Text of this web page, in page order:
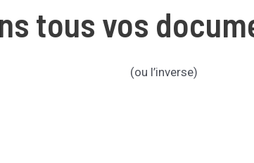
tous vos
(ou l’inverse)